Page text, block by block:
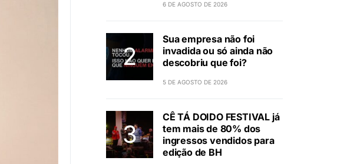
6 DE AGOSTO DE 2026
Sua empresa não foi
invadida ou só ainda não
descobriu que foi?
5 DE AGOSTO DE 2026
CÊ TÁ DOIDO FESTIVAL já
tem mais de 80% dos
ingressos vendidos para
edição de BH